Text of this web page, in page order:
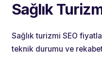
Sağlık
Sağlık turizmi SEO
teknik durumu ve